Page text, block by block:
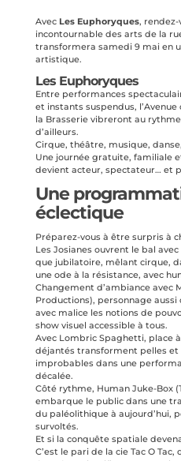
Avec Les Euphoryques,
incontournable des arts de la
transformera samedi 9 mai en
artistique.
Les Euphoryques
Entre performances
et instants suspendus,
la Brasserie vibreront au
d’ailleurs.
Cirque, théâtre, musique,
Une journée gratuite, familiale
devient acteur, spectateur… et
Une
éclectique
Préparez-vous à être surpris à
Les Josianes ouvrent le bal
que jubilatoire, mêlant cirque,
une ode à la résistance, avec
Changement d’ambiance avec
Productions), personnage
avec malice les notions de
show visuel accessible à tous.
Avec Lombric Spaghetti, place
déjantés transforment pelles et
improbables dans une
décalée.
Côté rythme, Human Juke-Box
embarque le public dans une
du paléolithique à aujourd’hui,
survoltés.
Et si la conquête spatiale
C’est le pari de la cie Tac O